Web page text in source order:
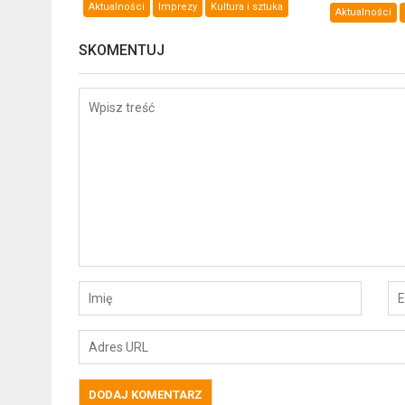
Aktualności Imprezy Kultura i sztuka Aktualności
SKOMENTUJ